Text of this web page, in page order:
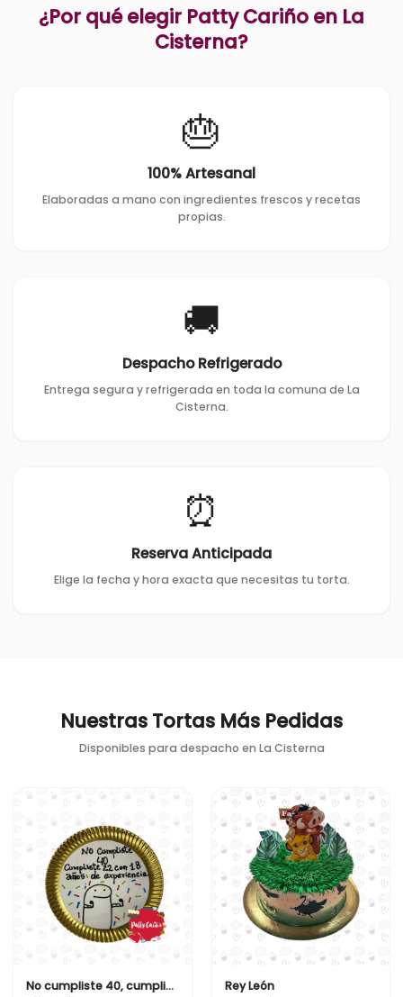
¿Por qué elegir Patty Cariño en La
Cisterna?
🎂
100% Artesanal
Elaboradas a mano con ingredientes frescos y recetas
propias.
🚚
Despacho Refrigerado
Entrega segura y refrigerada en toda la comuna de La
Cisterna.
⏰
Reserva Anticipada
Elige la fecha y hora exacta que necesitas tu torta.
Nuestras Tortas Más Pedidas
Disponibles para despacho en La Cisterna
No cumpliste 40, cumpliste 22 con 18 años de experiencia Rey León